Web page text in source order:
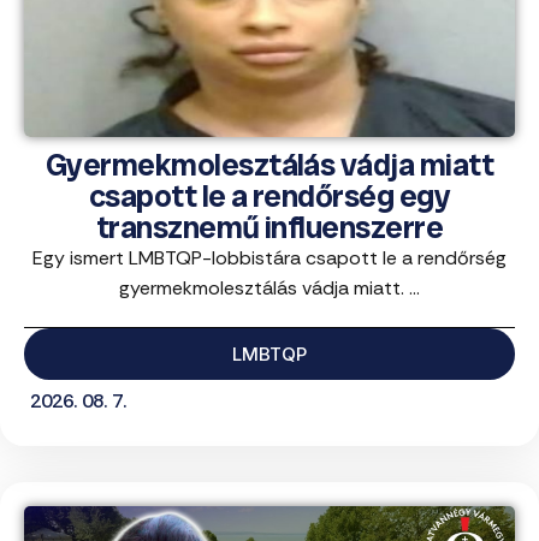
Gyermekmolesztálás vádja miatt
csapott le a rendőrség egy
transznemű influenszerre
Egy ismert LMBTQP-lobbistára csapott le a rendőrség
gyermekmolesztálás vádja miatt. ...
LMBTQP
2026. 08. 7.